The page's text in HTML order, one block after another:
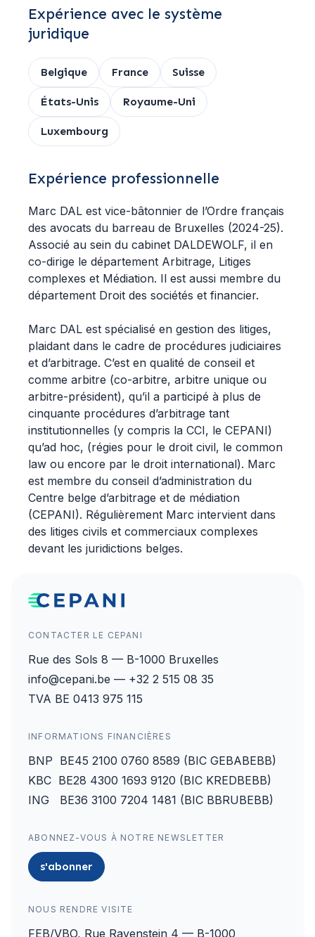
Expérience avec le système
juridique
Belgique France Suisse
États-Unis Royaume-Uni
Luxembourg
Expérience professionnelle
Marc DAL est vice-bâtonnier de l’Ordre français
des avocats du barreau de Bruxelles (2024-25).
Associé au sein du cabinet DALDEWOLF, il en
co-dirige le département Arbitrage, Litiges
complexes et Médiation. Il est aussi membre du
département Droit des sociétés et financier.
Marc DAL est spécialisé en gestion des litiges,
plaidant dans le cadre de procédures judiciaires
et d’arbitrage. C’est en qualité de conseil et
comme arbitre (co-arbitre, arbitre unique ou
arbitre-président), qu’il a participé à plus de
cinquante procédures d’arbitrage tant
institutionnelles (y compris la CCI, le CEPANI)
qu’ad hoc, (régies pour le droit civil, le common
law ou encore par le droit international). Marc
est membre du conseil d’administration du
Centre belge d’arbitrage et de médiation
(CEPANI). Régulièrement Marc intervient dans
des litiges civils et commerciaux complexes
devant les juridictions belges.
CONTACTER LE CEPANI
Rue des Sols 8 — B-1000 Bruxelles
info@cepani.be — +32 2 515 08 35
TVA BE 0413 975 115
INFORMATIONS FINANCIÈRES
BNP BE45 2100 0760 8589 (BIC GEBABEBB)
KBC BE28 4300 1693 9120 (BIC KREDBEBB)
ING BE36 3100 7204 1481 (BIC BBRUBEBB)
ABONNEZ-VOUS À NOTRE NEWSLETTER
s'abonner
NOUS RENDRE VISITE
FEB/VBO, Rue Ravenstein 4 — B-1000